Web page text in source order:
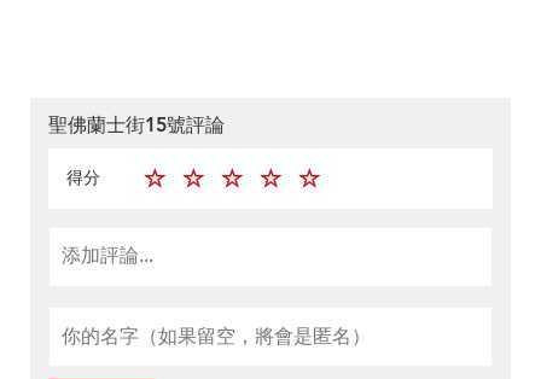
聖佛蘭士街15號評論
得分